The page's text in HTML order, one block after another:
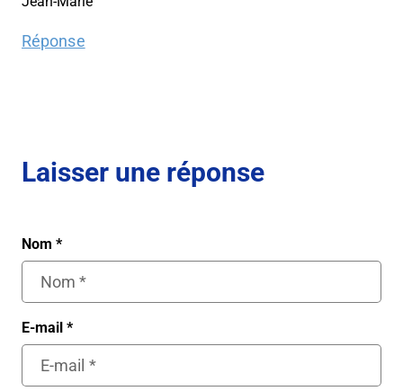
Réponse
Laisser une réponse
Nom *
E-mail *